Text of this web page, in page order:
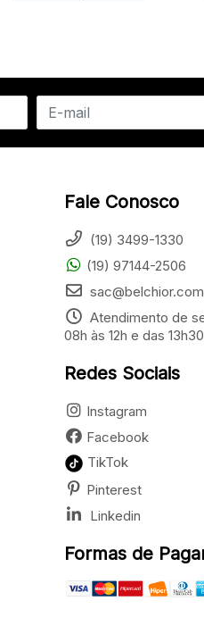
Fale Conosco
(19) 3499-1330
(19) 97144-2506
Atendimento de
08h às 12h e das
Redes Sociais
Instagram
Facebook
TikTok
Pinterest
Linkedin
Formas de